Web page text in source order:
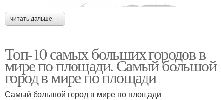
читать дальше →
Топ-10 самых больших городов в
мире по площади. Самый большой
город в мире по площади
Самый большой город в мире по площади